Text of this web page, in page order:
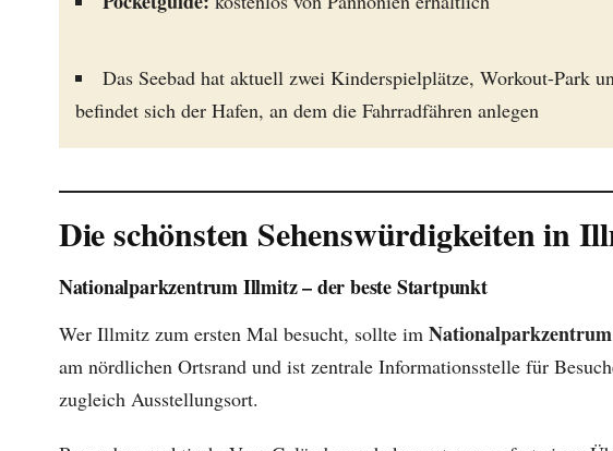
Das Seebad hat aktuell zwei Kinderspielplätze, Workout-Park
befindet sich der Hafen, an dem die Fahrradfähren anlegen
Die schönsten Sehenswürdigkeiten in
Nationalparkzentrum Illmitz – der beste Startpunkt
Wer Illmitz zum ersten Mal besucht, sollte im Nationalparkzentrum
am nördlichen Ortsrand und ist zentrale Informationsstelle für
zugleich Ausstellungsort.